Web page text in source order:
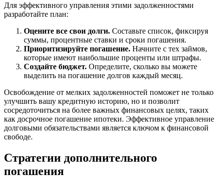
Для эффективного управления этими задолженностями
разработайте план:
Оцените все свои долги. Составьте список, фиксируя
суммы, процентные ставки и сроки погашения.
Приоритизируйте погашение. Начните с тех займов,
которые имеют наибольшие проценты или штрафы.
Создайте бюджет. Определите, сколько вы можете
выделить на погашение долгов каждый месяц.
Освобождение от мелких задолженностей поможет не только
улучшить вашу кредитную историю, но и позволит
сосредоточиться на более важных финансовых целях, таких
как досрочное погашение ипотеки. Эффективное управление
долговыми обязательствами является ключом к финансовой
свободе.
Стратегии дополнительного
погашения